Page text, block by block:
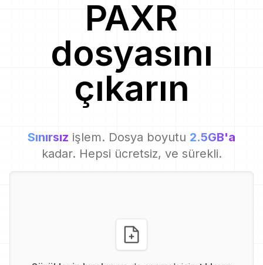
PAXR
dosyasını
çıkarın
Sınırsız işlem. Dosya boyutu 2.5GB'a
kadar. Hepsi ücretsiz, ve sürekli.